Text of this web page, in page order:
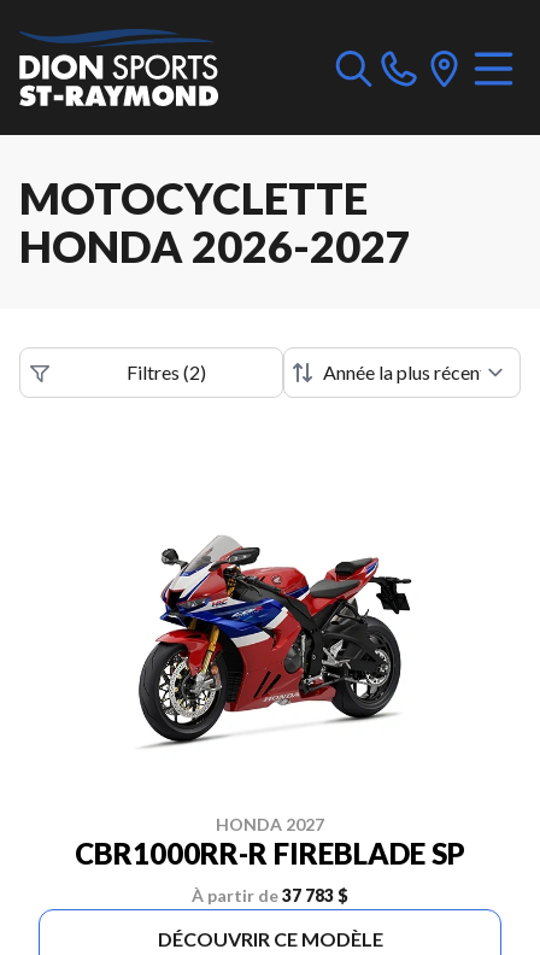
MOTOCYCLETTE
HONDA 2026-2027
Filtres (2)
HONDA 2027
CBR1000RR-R FIREBLADE SP
À partir de37 783 $
DÉCOUVRIR CE MODÈLE